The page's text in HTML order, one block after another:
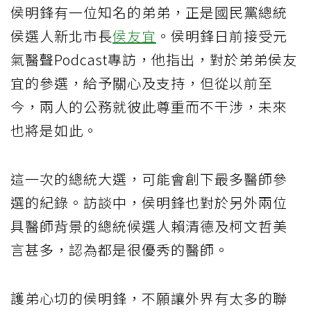
侯明鋒有一位知名的弟弟，正是國民黨總統
侯選人新北市長侯友宜 。侯明鋒日前接受元
氣醫聲Podcast專訪，他指出，對於弟弟侯友
宜的參選，給予關心及支持，但從以前至
今，兩人的公務就彼此尊重而不干涉，未來
也將是如此。
這一次的總統大選，可能會創下最多醫師參
選的紀錄。訪談中，侯明鋒也對於另外兩位
具醫師背景的總統候選人賴清德及柯文哲美
言甚多，認為都是很優秀的醫師。
護弟心切的侯明鋒，不願讓外界有太多的聯